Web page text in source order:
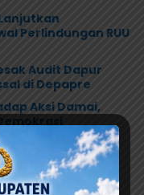
Perlindungan RUU
Audit Dapur
di Depapre
Aksi Damai,
Gerakan